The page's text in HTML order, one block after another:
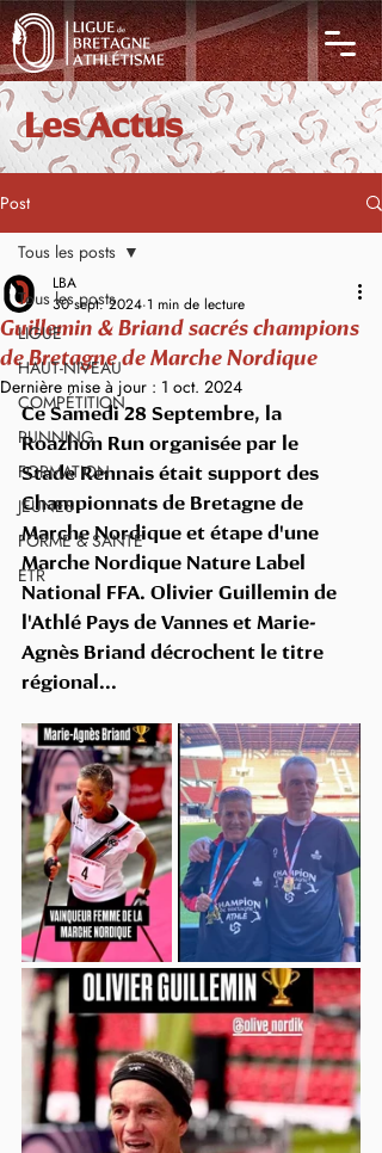
Les Actus
Post
Tous les posts
LIGUE
HAUT-NIVEAU
COMPÉTITION
RUNNING
FORMATION
JEUNES
FORME & SANTÉ
ETR
Tous les posts
Guillemin & Briand sacrés champions
de Bretagne de Marche Nordique
LBA
30 sept. 2024 1 min de lecture
Dernière mise à jour : 1 oct. 2024
Ce Samedi 28 Septembre, la
Roazhon Run organisée par le
Stade Rennais était support des
Championnats de Bretagne de
Marche Nordique et étape d'une
Marche Nordique Nature Label
National FFA. Olivier Guillemin de
l'Athlé Pays de Vannes et Marie-
Agnès Briand décrochent le titre
régional...